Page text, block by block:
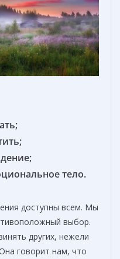
тело.
доступны всем. Мы
выбор.
других, нежели
говорит нам, что